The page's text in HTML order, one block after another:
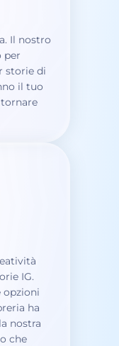
Il nostro
per
storie di
il tuo
IG.
opzioni
ha
nostra
che